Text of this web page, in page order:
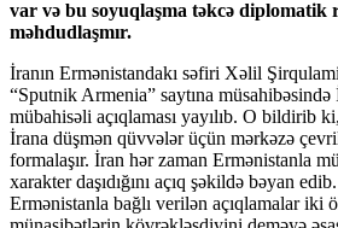
var və bu soyuqlaşma təkcə diplomatik
məhdudlaşmır.
İranın Ermənistandakı səfiri Xəlil
“Sputnik Armenia” saytına müsahibəsində
mübahisəli açıqlaması yayılıb. O bildirib
İrana düşmən qüvvələr üçün mərkəzə
formalaşır. İran hər zaman Ermənistanla
xarakter daşıdığını açıq şəkildə bəyan
Ermənistanla bağlı verilən açıqlamalar iki